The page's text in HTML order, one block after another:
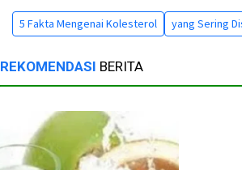
5 Fakta Mengenai Kolesterol yang Sering
REKOMENDASI BERITA